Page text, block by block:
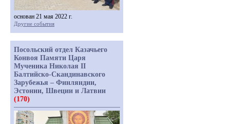
основан 21 мая 2022 г.
Другие события
Посольский отдел Казачьего
Конвоя Памяти Царя
Мученика Николая II
Балтийско-Скандинавского
Зарубежья – Финляндии,
Эстонии, Швеции и Латвии
(170)